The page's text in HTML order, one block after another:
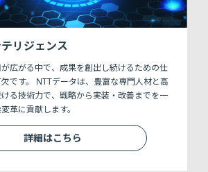
リジェンス
広がる中で、成果を創出し続けるための仕
です。 NTTデータは、豊富な専門人材と高
る技術力で、戦略から実装・改善までを一
革に貢献します。
詳細はこちら